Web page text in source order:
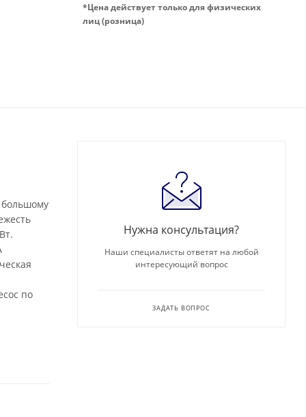
*Цена действует только для физических
лиц (розница)
большому
по
Нужна консультация?
Наши специалисты ответят на любой
интересующий вопрос
ЗАДАТЬ ВОПРОС